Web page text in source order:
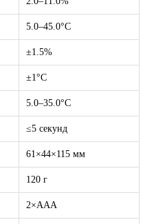
5.0–45.0°C
±1.5%
±1°C
5.0–35.0°C
≤5 секунд
61×44×115 мм
120 г
2×AAA